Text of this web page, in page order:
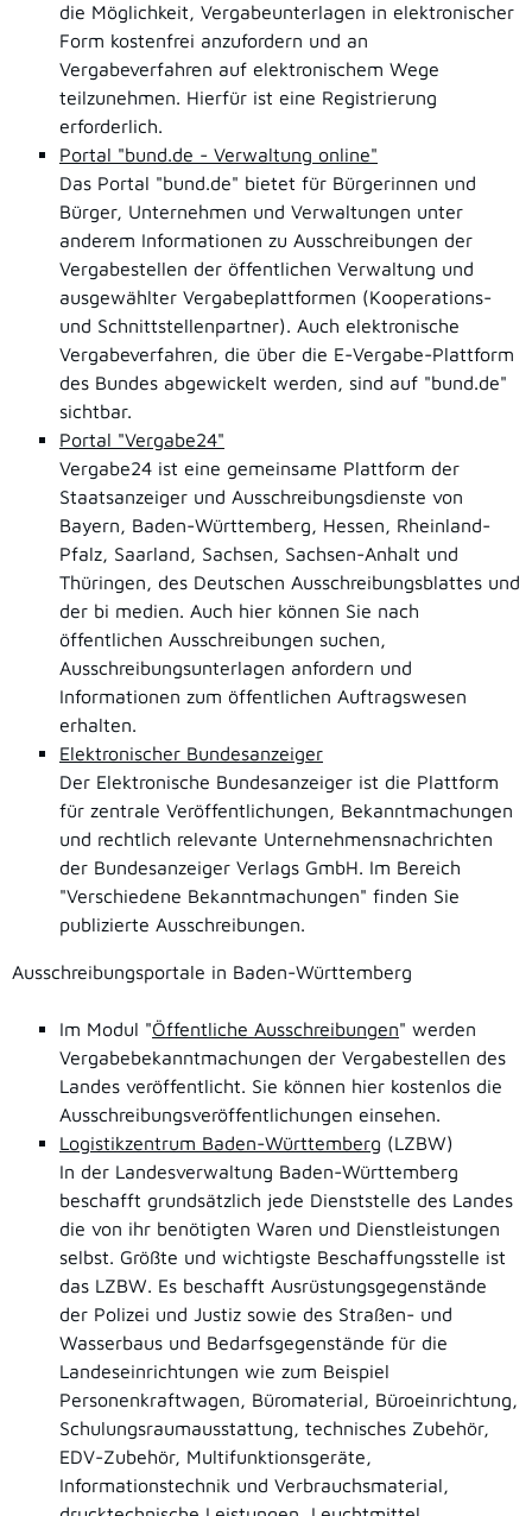
die Möglichkeit, Vergabeunterlagen in elektronischer
Form kostenfrei anzufordern und an
Vergabeverfahren auf elektronischem Wege
teilzunehmen. Hierfür ist eine Registrierung
erforderlich.
Portal "bund.de - Verwaltung online"
Das Portal "bund.de" bietet für Bürgerinnen und
Bürger, Unternehmen und Verwaltungen unter
anderem Informationen zu Ausschreibungen der
Vergabestellen der öffentlichen Verwaltung und
ausgewählter Vergabeplattformen (Kooperations-
und Schnittstellenpartner). Auch elektronische
Vergabeverfahren, die über die E-Vergabe-Plattform
des Bundes abgewickelt werden, sind auf "bund.de"
sichtbar.
Portal "Vergabe24"
Vergabe24 ist eine gemeinsame Plattform der
Staatsanzeiger und Ausschreibungsdienste von
Bayern, Baden-Württemberg, Hessen, Rheinland-
Pfalz, Saarland, Sachsen, Sachsen-Anhalt und
Thüringen, des Deutschen Ausschreibungsblattes und
der bi medien. Auch hier können Sie nach
öffentlichen Ausschreibungen suchen,
Ausschreibungsunterlagen anfordern und
Informationen zum öffentlichen Auftragswesen
erhalten.
Elektronischer Bundesanzeiger
Der Elektronische Bundesanzeiger ist die Plattform
für zentrale Veröffentlichungen, Bekanntmachungen
und rechtlich relevante Unternehmensnachrichten
der Bundesanzeiger Verlags GmbH. Im Bereich
"Verschiedene Bekanntmachungen" finden Sie
publizierte Ausschreibungen.
Ausschreibungsportale in Baden-Württemberg
Im Modul "Öffentliche Ausschreibungen" werden
Vergabebekanntmachungen der Vergabestellen des
Landes veröffentlicht. Sie können hier kostenlos die
Ausschreibungsveröffentlichungen einsehen.
Logistikzentrum Baden-Württemberg (LZBW)
In der Landesverwaltung Baden-Württemberg
beschafft grundsätzlich jede Dienststelle des Landes
die von ihr benötigten Waren und Dienstleistungen
selbst. Größte und wichtigste Beschaffungsstelle ist
das LZBW. Es beschafft Ausrüstungsgegenstände
der Polizei und Justiz sowie des Straßen- und
Wasserbaus und Bedarfsgegenstände für die
Landeseinrichtungen wie zum Beispiel
Personenkraftwagen, Büromaterial, Büroeinrichtung,
Schulungsraumausstattung, technisches Zubehör,
EDV-Zubehör, Multifunktionsgeräte,
Informationstechnik und Verbrauchsmaterial,